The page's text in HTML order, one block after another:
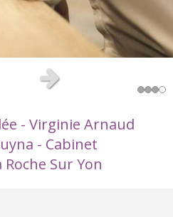
Slide suivant
- Virginie Arnaud
- Cabinet
Sur Yon